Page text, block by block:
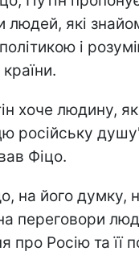
людей, які
і
хоче людину,
російську
Фіцо.
на його думку,
переговори
про Росію та її